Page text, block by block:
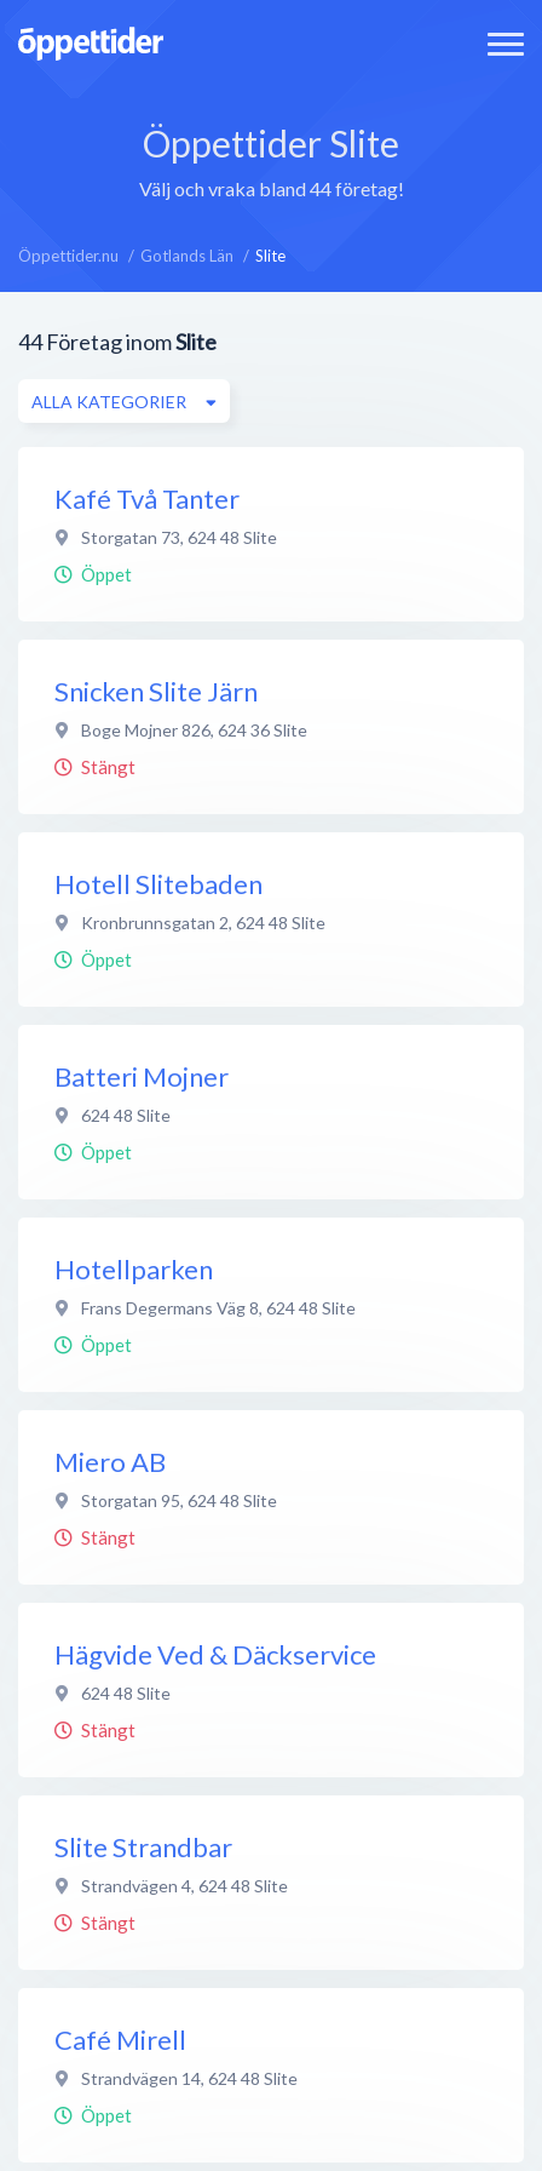
Öppettider Slite
Välj och vraka bland 44 företag!
Öppettider.nu Gotlands Län Slite
44 Företag inomSlite
ALLA KATEGORIER
Kafé Två Tanter
Storgatan 73, 624 48 Slite
Öppet
Snicken Slite Järn
Boge Mojner 826, 624 36Slite
Stängt
Hotell Slitebaden
Kronbrunnsgatan 2, 624 48 Slite
Öppet
Batteri Mojner
624 48 Slite
Öppet
Hotellparken
Frans Degermans Väg 8, 624 48 Slite
Öppet
Miero AB
Storgatan 95, 624 48 Slite
Stängt
Hägvide Ved & Däckservice
624 48 Slite
Stängt
Slite Strandbar
Strandvägen 4, 624 48 Slite
Stängt
Café Mirell
Strandvägen 14, 624 48 Slite
Öppet